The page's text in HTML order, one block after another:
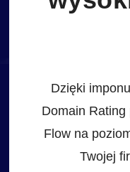
Dzięki
Domain
Flow na
Twojej